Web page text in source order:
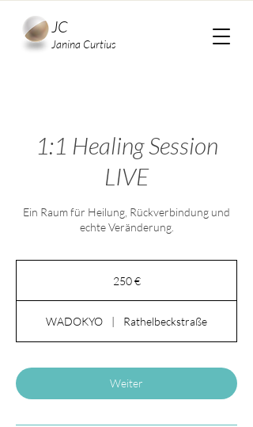
JC
Janina Curtius
1:1 Healing Session
LIVE
Ein Raum für Heilung, Rückverbindung und
echte Veränderung.
250 €
WADOKYO | Rathelbeckstraße
Weiter